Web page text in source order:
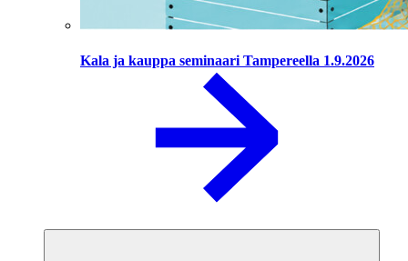
Kala ja kauppa seminaari Tampereella 1.9.2026